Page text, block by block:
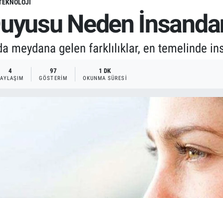
Neden
meydana gelen farklılıklar, en temelinde
4 97
GÖSTERIM
1 DK
OKUNMA SÜRESI